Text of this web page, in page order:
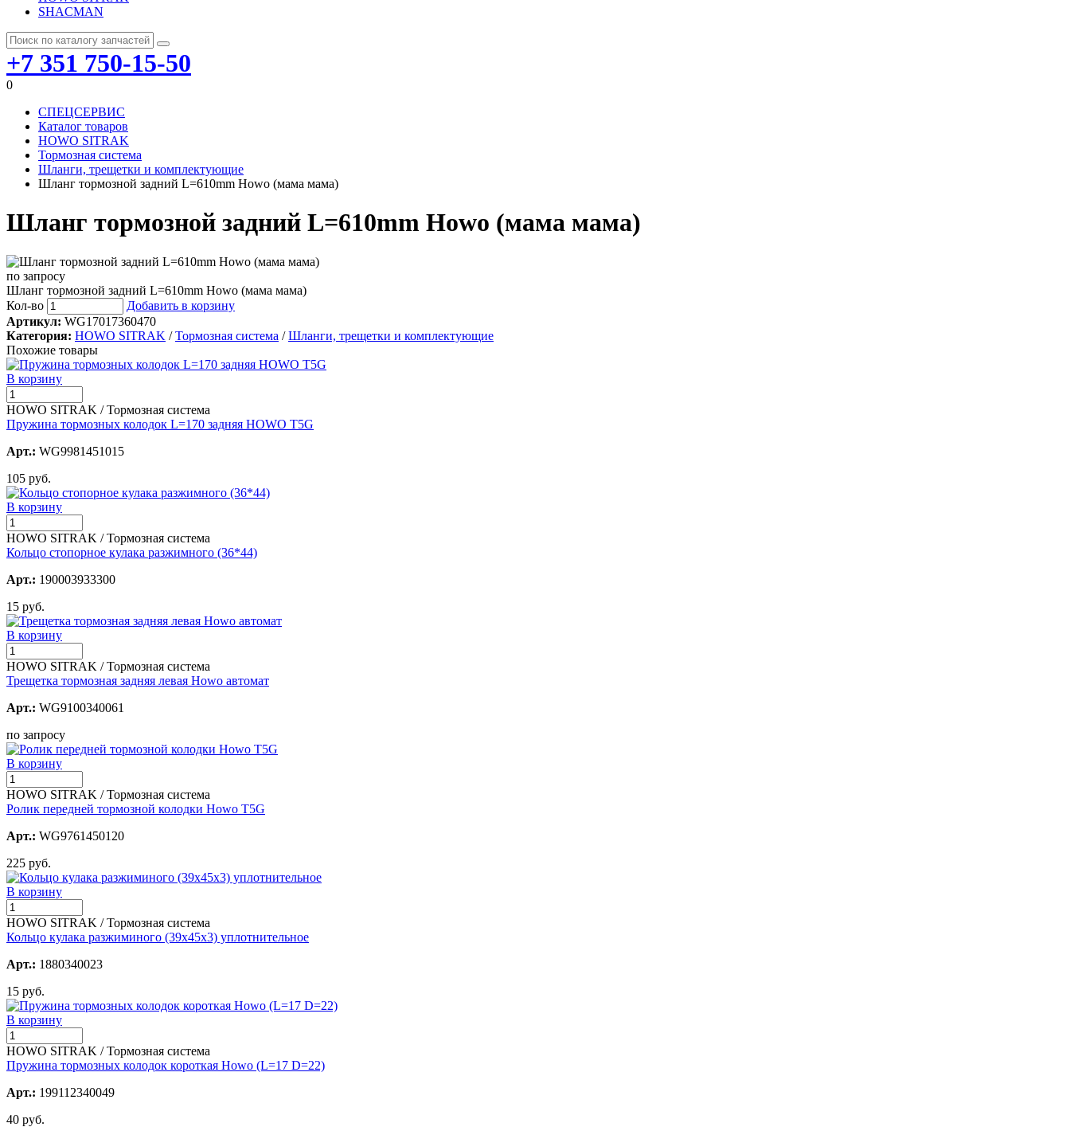
SHACMAN
+7 351 750-15-50
0
СПЕЦСЕРВИС
Каталог товаров
HOWO SITRAK
Тормозная система
Шланги, трещетки и комплектующие
Шланг тормозной задний L=610mm Howo (мама мама)
Шланг тормозной задний L=610mm Howo (мама мама)
по запросу
Шланг тормозной задний L=610mm Howo (мама мама)
Кол-во
Добавить в корзину
Артикул: WG17017360470
Категория: HOWO SITRAK /Тормозная система /Шланги, трещетки и комплектующие
Похожие товары
В корзину
HOWO SITRAK / Тормозная система
Пружина тормозных колодок L=170 задняя HOWO T5G
Арт.: WG9981451015
105 руб.
В корзину
HOWO SITRAK / Тормозная система
Кольцо стопорное кулака разжимного (36*44)
Арт.: 190003933300
15 руб.
В корзину
HOWO SITRAK / Тормозная система
Трещетка тормозная задняя левая Howo автомат
Арт.: WG9100340061
по запросу
В корзину
HOWO SITRAK / Тормозная система
Ролик передней тормозной колодки Howo T5G
Арт.: WG9761450120
225 руб.
В корзину
HOWO SITRAK / Тормозная система
Кольцо кулака разжиминого (39х45х3) уплотнительное
Арт.: 1880340023
15 руб.
В корзину
HOWO SITRAK / Тормозная система
Пружина тормозных колодок короткая Howo (L=17 D=22)
Арт.: 199112340049
40 руб.